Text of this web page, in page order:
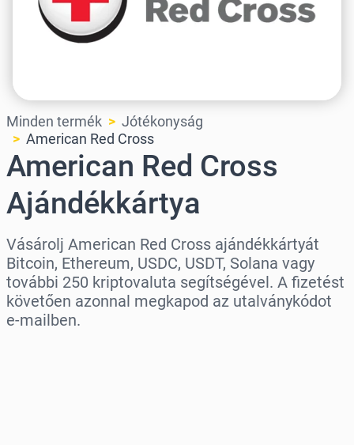
Minden termék
Jótékonyság
American Red Cross
American Red Cross
Ajándékkártya
Vásárolj American Red Cross ajándékkártyát
Bitcoin, Ethereum, USDC, USDT, Solana vagy
további 250 kriptovaluta segítségével. A fizetést
követően azonnal megkapod az utalványkódot
e-mailben.